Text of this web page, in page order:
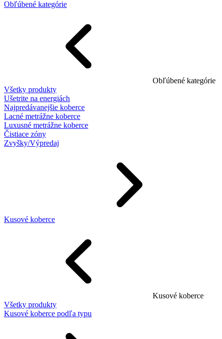
Obľúbené kategórie
Obľúbené kategórie
Všetky produkty
Ušetrite na energiách
Najpredávanejšie koberce
Lacné metrážne koberce
Luxusné metrážne koberce
Čistiace zóny
Zvyšky/Výpredaj
Kusové koberce
Kusové koberce
Všetky produkty
Kusové koberce podľa typu